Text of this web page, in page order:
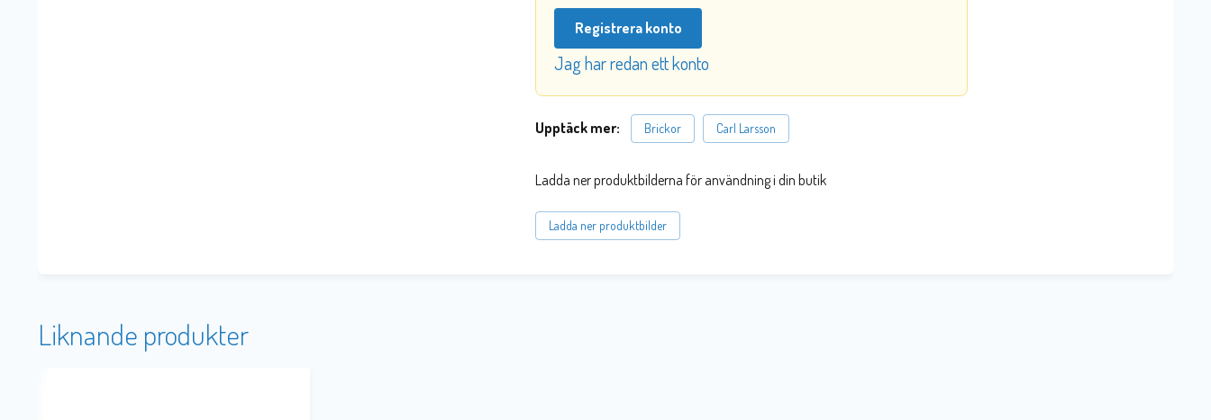
Registrera konto
Jag har redan ett konto
Upptäck mer: Brickor Carl Larsson
Ladda ner produktbilderna för användning i din butik
Ladda ner produktbilder
Liknande produkter